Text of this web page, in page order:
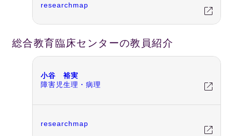
researchmap
総合教育臨床センターの教員紹介
小谷 裕実
障害児生理・病理
researchmap